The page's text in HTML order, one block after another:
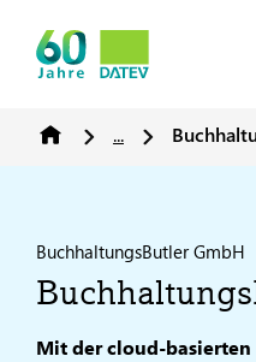
...
BuchhaltungsButler GmbH
Mit der cloud-